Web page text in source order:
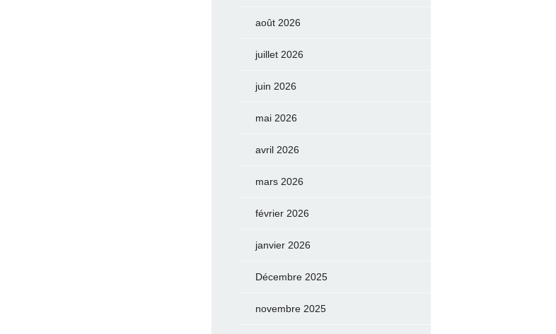
août 2026
juillet 2026
juin 2026
mai 2026
avril 2026
mars 2026
février 2026
janvier 2026
Décembre 2025
novembre 2025